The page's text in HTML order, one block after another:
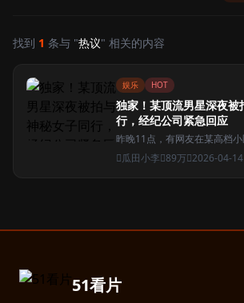
找到 1 条与 "热议" 相关的内容
娱乐 HOT
独家！某顶流男星深夜被
行，经纪公司紧急回应
昨晚11点，有网友在某高档
一名神秘女子同乘一辆豪车，
议 ...
瓜田小李 89万 2026-04-
51看片